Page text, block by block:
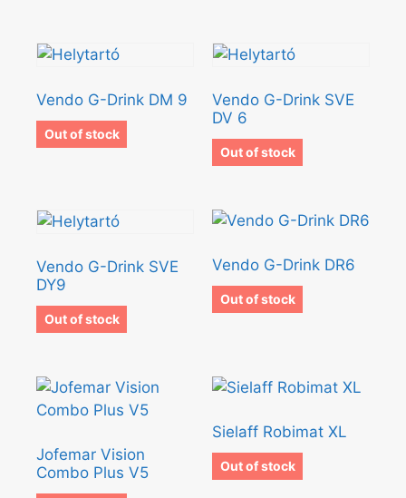
Vendo G-Drink DM 9
Out of stock
Vendo G-Drink SVE
DV 6
Out of stock
Vendo G-Drink SVE
DY9
Out of stock
Vendo G-Drink DR6
Out of stock
Jofemar Vision
Combo Plus V5
Sielaff Robimat XL
Out of stock